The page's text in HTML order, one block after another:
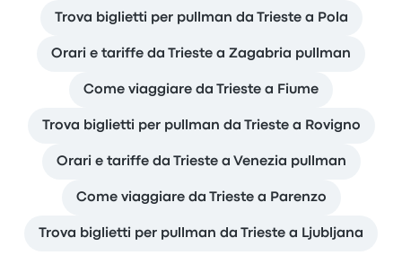
Trova biglietti per pullman da Trieste a Pola
Orari e tariffe da Trieste a Zagabria pullman
Come viaggiare da Trieste a Fiume
Trova biglietti per pullman da Trieste a Rovigno
Orari e tariffe da Trieste a Venezia pullman
Come viaggiare da Trieste a Parenzo
Trova biglietti per pullman da Trieste a Ljubljana